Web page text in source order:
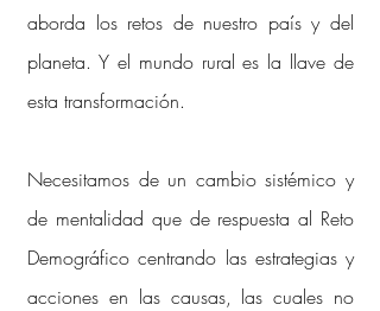
aborda los retos de nuestro país y del
planeta. Y el mundo rural es la llave de
esta transformación.​
Necesitamos de un cambio sistémico y
de mentalidad que de respuesta al Reto
Demográfico centrando las estrategias y
acciones en las causas, las cuales no